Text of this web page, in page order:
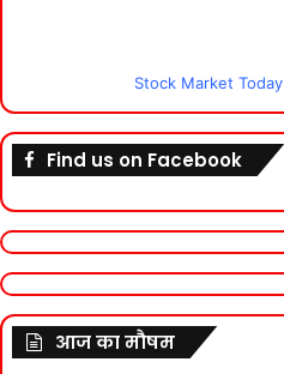
Stock Market Today
Find us on Facebook
आज का मौषम